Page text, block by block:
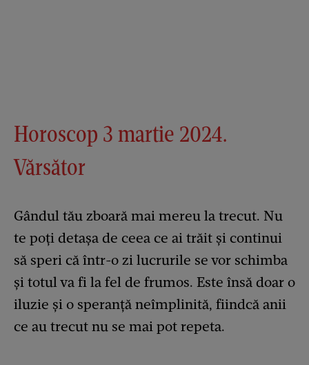
Horoscop 3 martie 2024.
Vărsător
Gândul tău zboară mai mereu la trecut. Nu
te poți detașa de ceea ce ai trăit și continui
să speri că într-o zi lucrurile se vor schimba
și totul va fi la fel de frumos. Este însă doar o
iluzie și o speranță neîmplinită, fiindcă anii
ce au trecut nu se mai pot repeta.